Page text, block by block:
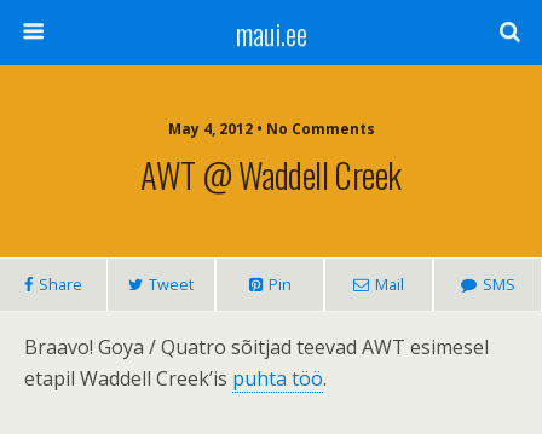
maui.ee
May 4, 2012 • No Comments
AWT @ Waddell Creek
Share Tweet Pin Mail SMS
Braavo! Goya / Quatro sõitjad teevad AWT esimesel
etapil Waddell Creek’is puhta töö.